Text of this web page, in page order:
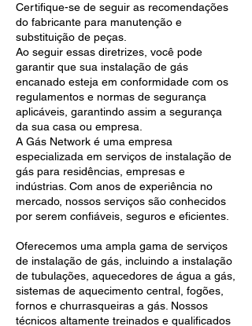
Certifique-se de seguir as recomendações
do fabricante para manutenção e
substituição de peças.
Ao seguir essas diretrizes, você pode
garantir que sua instalação de gás
encanado esteja em conformidade com os
regulamentos e normas de segurança
aplicáveis, garantindo assim a segurança
da sua casa ou empresa.
A Gás Network é uma empresa
especializada em serviços de instalação de
gás para residências, empresas e
indústrias. Com anos de experiência no
mercado, nossos serviços são conhecidos
por serem confiáveis, seguros e eficientes.
Oferecemos uma ampla gama de serviços
de instalação de gás, incluindo a instalação
de tubulações, aquecedores de água a gás,
sistemas de aquecimento central, fogões,
fornos e churrasqueiras a gás. Nossos
técnicos altamente treinados e qualificados